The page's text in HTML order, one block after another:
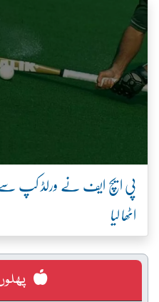
پی ایچ ایف نے ورلڈ کپ سے
اٹھا لیا